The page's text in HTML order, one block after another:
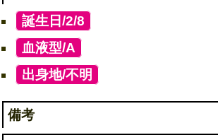
誕生日/2/8
血液型/A
出身地/不明
備考